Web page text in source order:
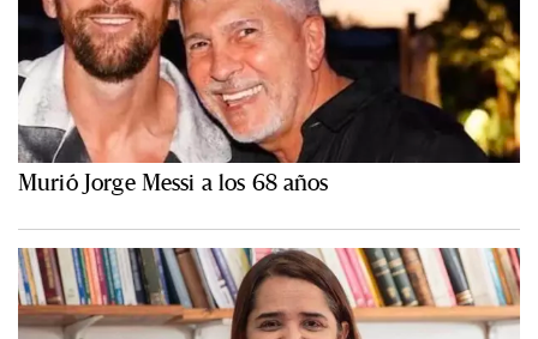
Murió Jorge Messi a los 68 años